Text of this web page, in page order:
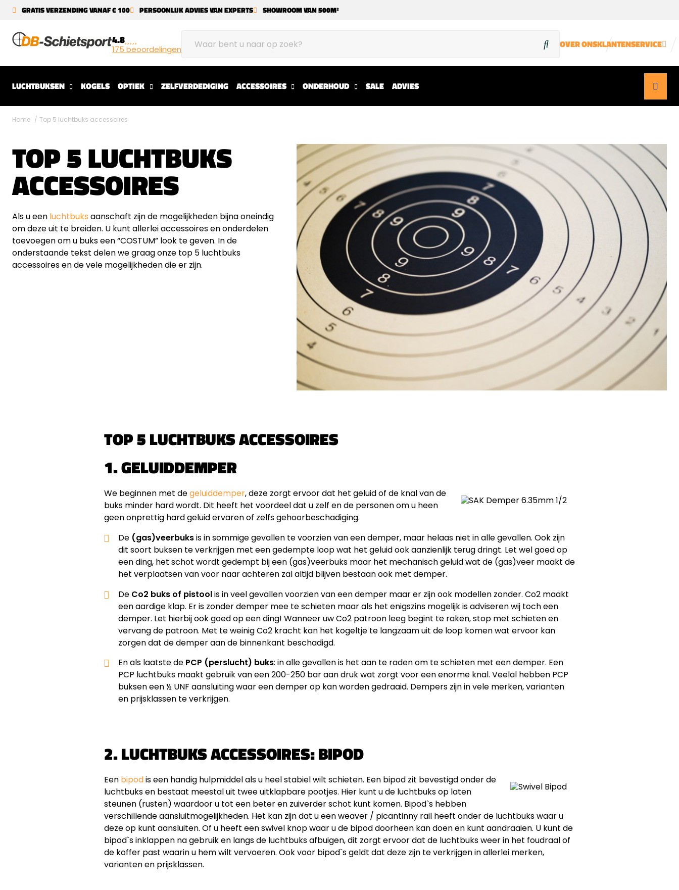
GRATIS VERZENDING VANAF € 100 PERSOONLIJK ADVIES VAN EXPERTS SHOWROOM VAN 500M²
4.8
175 beoordelingen OVER ONSKLANTENSERVICE
LUCHTBUKSEN KOGELS OPTIEK ZELFVERDEDIGING ACCESSOIRES ONDERHOUD SALE ADVIES
Home Top 5 luchtbuks accessoires
TOP 5 LUCHTBUKS
ACCESSOIRES
Als u een luchtbuks aanschaft zijn de mogelijkheden bijna oneindig
om deze uit te breiden. U kunt allerlei accessoires en onderdelen
toevoegen om u buks een “COSTUM” look te geven. In de
onderstaande tekst delen we graag onze top 5 luchtbuks
accessoires en de vele mogelijkheden die er zijn.
TOP 5 LUCHTBUKS ACCESSOIRES
1. GELUIDDEMPER
We beginnen met degeluiddemper, deze zorgt ervoor dat het geluid of de knal van de
buks minder hard wordt. Dit heeft het voordeel dat u zelf en de personen om u heen
geen onprettig hard geluid ervaren of zelfs gehoorbeschadiging.
De (gas)veerbuksis in sommige gevallen te voorzien van een demper, maar helaas niet in alle gevallen. Ook zijn
dit soort buksen te verkrijgen met een gedempte loop wat het geluid ook aanzienlijk terug dringt. Let wel goed op
een ding, het schot wordt gedempt bij een (gas)veerbuks maar het mechanisch geluid wat de (gas)veer maakt de
het verplaatsen van voor naar achteren zal altijd blijven bestaan ook met demper.
De Co2 buks of pistoolis in veel gevallen voorzien van een demper maar er zijn ook modellen zonder. Co2 maakt
een aardige klap. Er is zonder demper mee te schieten maar als het enigszins mogelijk is adviseren wij toch een
demper. Let hierbij ook goed op een ding! Wanneer uw Co2 patroon leeg begint te raken, stop met schieten en
vervang de patroon. Met te weinig Co2 kracht kan het kogeltje te langzaam uit de loop komen wat ervoor kan
zorgen dat de demper aan de binnenkant beschadigd.
En als laatste de PCP (perslucht) buks: in alle gevallen is het aan te raden om te schieten met een demper. Een
PCP luchtbuks maakt gebruik van een 200-250 bar aan druk wat zorgt voor een enorme knal. Veelal hebben PCP
buksen een ½ UNF aansluiting waar een demper op kan worden gedraaid. Dempers zijn in vele merken, varianten
en prijsklassen te verkrijgen.
2. LUCHTBUKS ACCESSOIRES: BIPOD
Een bipodis een handig hulpmiddel als u heel stabiel wilt schieten. Een bipod zit bevestigd onder de
luchtbuks en bestaat meestal uit twee uitklapbare pootjes. Hier kunt u de luchtbuks op laten
steunen (rusten) waardoor u tot een beter en zuiverder schot kunt komen. Bipod`s hebben
verschillende aansluitmogelijkheden. Het kan zijn dat u een weaver / picantinny rail heeft onder de luchtbuks waar u
deze op kunt aansluiten. Of u heeft een swivel knop waar u de bipod doorheen kan doen en kunt aandraaien. U kunt de
bipod`s inklappen na gebruik en langs de luchtbuks afbuigen, dit zorgt ervoor dat de luchtbuks weer in het foudraal of
de koffer past waarin u hem wilt vervoeren. Ook voor bipod`s geldt dat deze zijn te verkrijgen in allerlei merken,
varianten en prijsklassen.